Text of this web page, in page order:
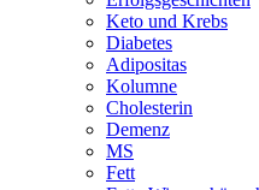
Keto und Krebs
Diabetes
Adipositas
Kolumne
Cholesterin
Demenz
MS
Fett